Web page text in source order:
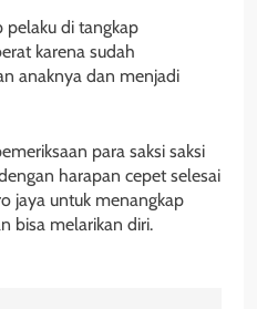
pelaku di tangkap
karena sudah
anaknya dan menjadi
para saksi saksi
harapan cepet selesai
jaya untuk menangkap
bisa melarikan diri.